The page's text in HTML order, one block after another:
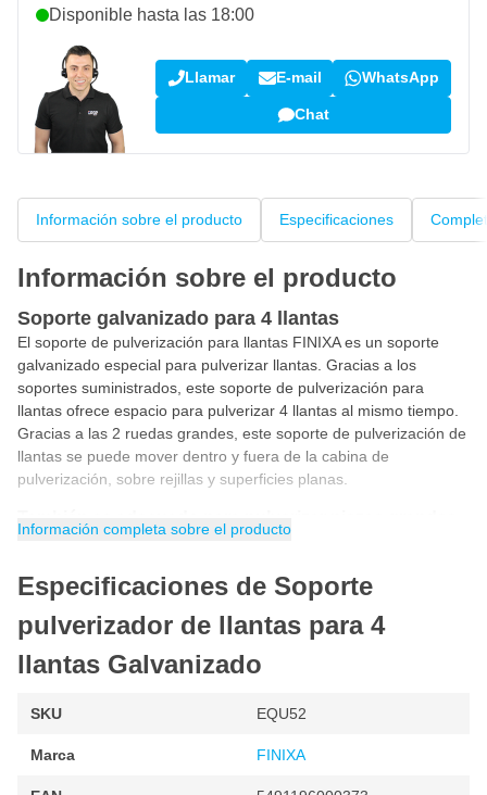
Disponible hasta las 18:00
Llamar E-mail WhatsApp
Chat
Información sobre el producto Especificaciones
Información sobre el producto
Soporte galvanizado para 4 llantas
El soporte de pulverización para llantas FINIXA es un soporte
galvanizado especial para pulverizar llantas. Gracias a los
soportes suministrados, este soporte de pulverización para
llantas ofrece espacio para pulverizar 4 llantas al mismo tiempo.
Gracias a las 2 ruedas grandes, este soporte de pulverización de
llantas se puede mover dentro y fuera de la cabina de
pulverización, sobre rejillas y superficies planas.
Si retira los soportes de las ruedas del soporte, este soporte de
grandes. Piense en pulverizar una tapa de maletero o un capó.
Para evitar daños, se ha instalado una almohadilla de espuma.
El soporte es de uso universal y puede servir como:
Soporte de rueda
Soporte de capó
Información completa sobre el producto
Especificaciones de Soporte
pulverizador de llantas para 4
llantas Galvanizado
SKU EQU52
Marca FINIXA